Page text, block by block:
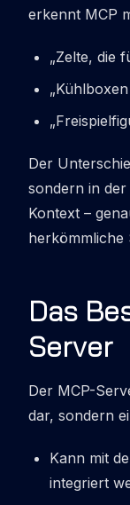
erkennt MCP
„Zelte, die
Der
sondern in
Kontext –
herkömmliche
Das
Server
Der MCP-
dar, sondern
Kann mit
integriert